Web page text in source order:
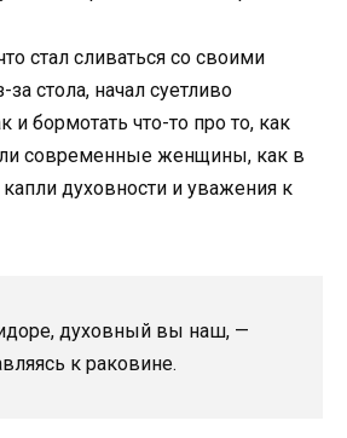
стал сливаться со своими
стола, начал суетливо
и бормотать что-то про то, как
современные женщины, как в
капли духовности и уважения к
духовный вы наш, —
к раковине.